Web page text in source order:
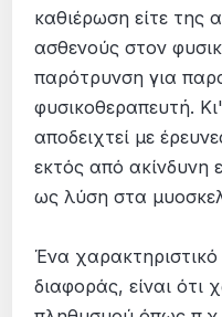
καθιέρωση είτε της
ασθενούς στον
παρότρυνση για
φυσικοθεραπευτή.
αποδειχτεί με
εκτός από ακίνδυνη
ως λύση στα
Ένα
διαφοράς, είναι ότι